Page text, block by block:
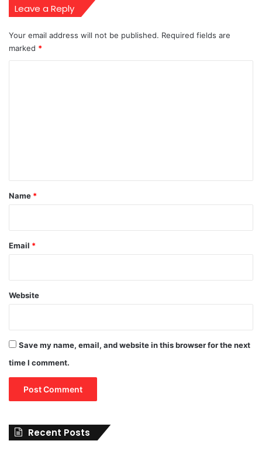
Leave a Reply
Your email address will not be published. Required fields are
marked *
*
Name *
Email *
Website
Save my name, email, and website in this browser for the next
time I comment.
Recent Posts